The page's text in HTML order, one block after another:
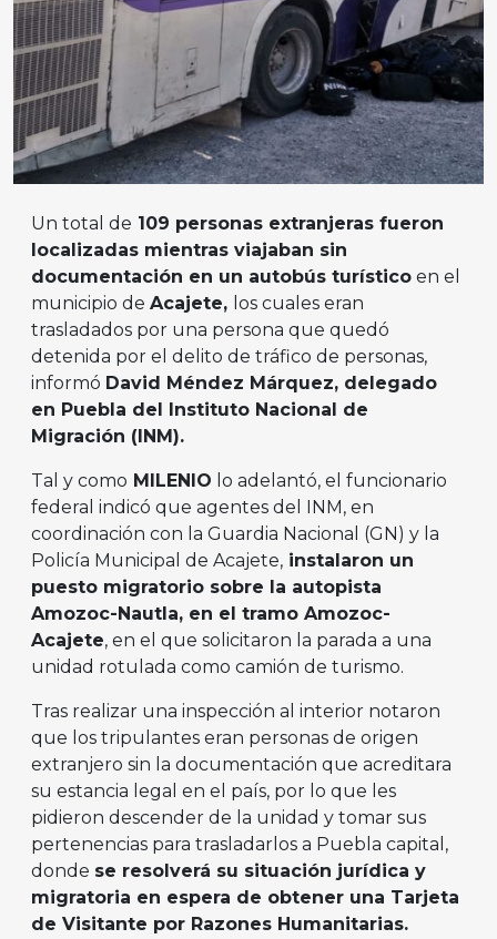
Un total de 109 personas extranjeras fueron
localizadas mientras viajaban sin
documentación en un autobús turístico en el
municipio de Acajete, los cuales eran
trasladados por una persona que quedó
detenida por el delito de tráfico de personas,
informó David Méndez Márquez, delegado
en Puebla del Instituto Nacional de
Migración (INM).
Tal y como MILENIO lo adelantó, el funcionario
federal indicó que agentes del INM, en
coordinación con la Guardia Nacional (GN) y la
Policía Municipal de Acajete, instalaron un
puesto migratorio sobre la autopista
Amozoc-Nautla, en el tramo Amozoc-
Acajete, en el que solicitaron la parada a una
unidad rotulada como camión de turismo.
Tras realizar una inspección al interior notaron
que los tripulantes eran personas de origen
extranjero sin la documentación que acreditara
su estancia legal en el país, por lo que les
pidieron descender de la unidad y tomar sus
pertenencias para trasladarlos a Puebla capital,
donde se resolverá su situación jurídica y
migratoria en espera de obtener una Tarjeta
de Visitante por Razones Humanitarias.